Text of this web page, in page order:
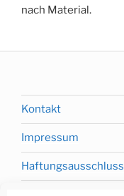
nach Material.
Kontakt
Impressum
Haftungsausschluss